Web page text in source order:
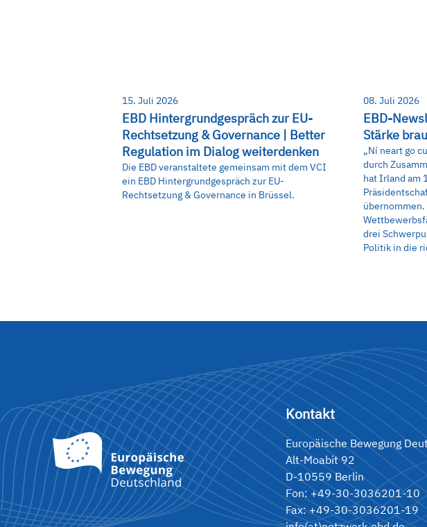
15. Juli 2026
EBD Hintergrundgespräch zur EU-
Rechtsetzung & Governance | Better
Regulation im Dialog weiterdenken
Die EBD veranstaltete gemeinsam mit dem VCI
ein EBD Hintergrundgespräch zur EU-
Rechtsetzung & Governance in Brüssel.
08. Juli 2026
EBD-
Stärke
„Ní neart go
durch
hat Irland am
übernommen.
drei
Politik in die
Kontakt
Europäische Bewegung
Alt-Moabit 92
D-10559 Berlin
Fon: +49-30-3036201-10
Fax: +49-30-3036201-19